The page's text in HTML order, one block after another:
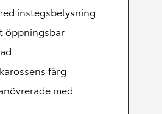
instegsbelysning
öppningsbar
färg
med